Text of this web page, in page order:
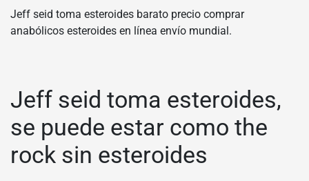
Jeff seid toma esteroides barato precio comprar
anabólicos esteroides en línea envío mundial.
Jeff seid toma esteroides,
se puede estar como the
rock sin esteroides